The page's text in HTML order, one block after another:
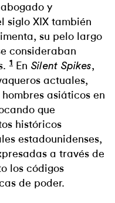
y
siglo XIX también
su pelo largo
consideraban
1 En Silent Spikes,
actuales,
asiáticos en
que
históricos
estadounidenses,
a través de
los códigos
de poder.